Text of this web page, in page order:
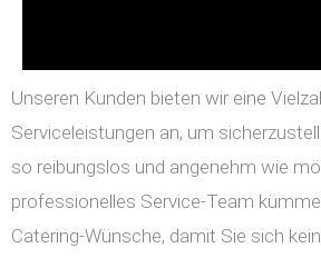
Unseren Kunden bieten wir eine
Serviceleistungen an, um
so reibungslos und angenehm wie
professionelles Service-Team
Catering-Wünsche, damit Sie sich